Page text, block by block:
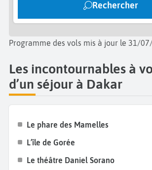
restaurants locauxqui servent
comme leYassa poulet, une autre
poisson. Ne manquez pas non
exposent leurs œuvres, allant des
peintures modernes, en passant
artisanaux.
Rechercher
Programme des vols mis à jour le 31/
Les incontournables à
d’un séjour à Dakar
Le phare des Mamelles
L’île de Gorée
Le théâtre Daniel Sorano